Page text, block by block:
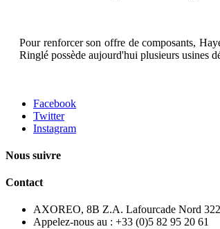
Pour renforcer son offre de composants,
Ringlé possède aujourd'hui plusieurs usines
Facebook
Twitter
Instagram
Nous suivre
Contact
AXOREO, 8B Z.A. Lafourcade Nord
Appelez-nous au : +33 (0)5 82 95 20 61